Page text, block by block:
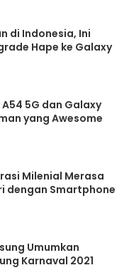
di Indonesia, Ini
Hape ke Galaxy
5G dan Galaxy
yang Awesome
Milenial Merasa
dengan Smartphone
Umumkan
Karnaval 2021